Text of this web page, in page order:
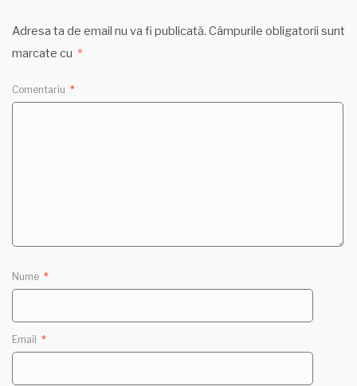
Adresa ta de email nu va fi publicată. Câmpurile obligatorii sunt
marcate cu *
Comentariu *
Nume *
Email *